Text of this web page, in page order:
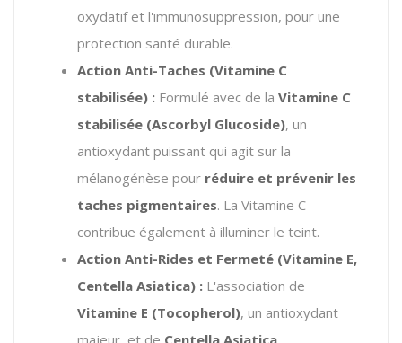
oxydatif et l'immunosuppression, pour une
protection santé durable.
Action Anti-Taches (Vitamine C
stabilisée) : Formulé avec de la Vitamine C
stabilisée (Ascorbyl Glucoside), un
antioxydant puissant qui agit sur la
mélanogénèse pour réduire et prévenir les
taches pigmentaires. La Vitamine C
contribue également à illuminer le teint.
Action Anti-Rides et Fermeté (Vitamine E,
Centella Asiatica) : L'association de
Vitamine E (Tocopherol), un antioxydant
majeur, et de Centella Asiatica